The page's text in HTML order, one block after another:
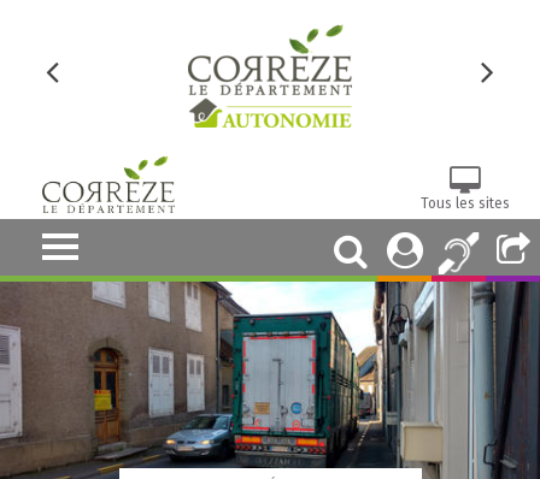
Tous les sites